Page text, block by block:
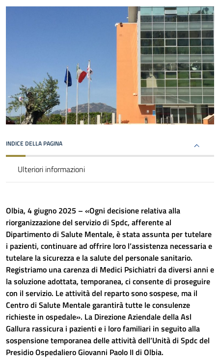
INDICE DELLA PAGINA
Ulteriori informazioni
Olbia, 4 giugno 2025 – «Ogni decisione relativa alla
riorganizzazione del servizio di Spdc, afferente al
Dipartimento di Salute Mentale, è stata assunta per tutelare
i pazienti, continuare ad offrire loro l’assistenza necessaria e
tutelare la sicurezza e la salute del personale sanitario.
Registriamo una carenza di Medici Psichiatri da diversi anni e
la soluzione adottata, temporanea, ci consente di proseguire
con il servizio. Le attività del reparto sono sospese, ma il
Centro di Salute Mentale garantirà tutte le consulenze
richieste in ospedale». La Direzione Aziendale della Asl
Gallura rassicura i pazienti e i loro familiari in seguito alla
sospensione temporanea delle attività dell’Unità di Spdc del
Presidio Ospedaliero Giovanni Paolo II di Olbia.